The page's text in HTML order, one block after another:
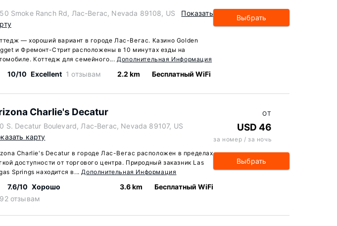
Smoke Ranch Rd, Лас-Вегас, Nevada 89108, US
Показать
— хороший вариант в городе Лас-Вегас. Казино Golden
и Фремонт-Стрит расположены в 10 минутах езды на
Коттедж для семейного...Дополнительная Информация
10/10 Excellent 1 отзывам 2.2 km Бесплатный WiFi
Выбрать
Charlie's Decatur
S. Decatur Boulevard, Лас-Вегас, Nevada 89107, US
карту
Charlie's Decatur в городе Лас-Вегас расположен в пределах
доступности от торгового центра. Природный заказник Las
Springs находится в...Дополнительная Информация
7.6/10 Хорошо
отзывам
3.6 km Бесплатный WiFi
ОТ
USD 46
за номер / за ночь
Выбрать